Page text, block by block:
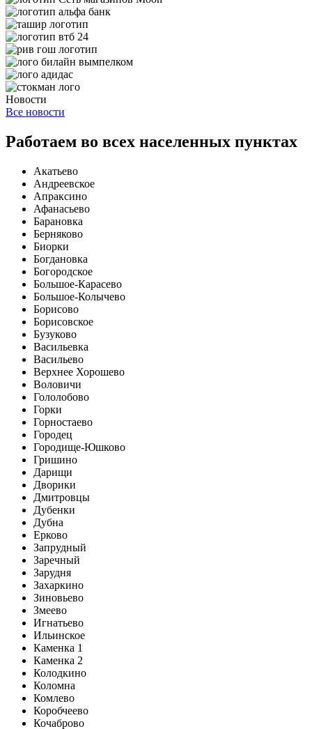
Новости
Все новости
Работаем во всех населенных пунктах
Акатьево
Андреевское
Апраксино
Афанасьево
Барановка
Берняково
Биорки
Богдановка
Богородское
Большое-Карасево
Большое-Колычево
Борисово
Борисовское
Бузуково
Васильевка
Васильево
Верхнее Хорошево
Воловичи
Гололобово
Горки
Горностаево
Городец
Городище-Юшково
Гришино
Дарищи
Дворики
Дмитровцы
Дубенки
Дубна
Ерково
Запрудный
Заречный
Зарудня
Захаркино
Зиновьево
Змеево
Игнатьево
Ильинское
Каменка 1
Каменка 2
Колодкино
Коломна
Комлево
Коробчеево
Кочаброво